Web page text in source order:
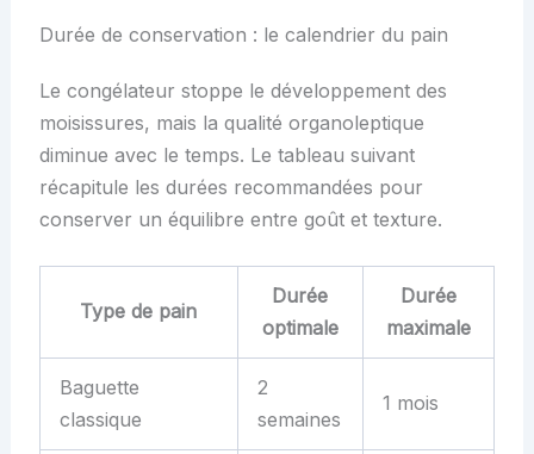
Durée de conservation : le calendrier du pain
Le congélateur stoppe le développement des
moisissures, mais la qualité organoleptique
diminue avec le temps. Le tableau suivant
récapitule les durées recommandées pour
conserver un équilibre entre goût et texture.
Type de pain
Durée
optimale
Durée
maximale
Baguette
classique
2
semaines
1 mois